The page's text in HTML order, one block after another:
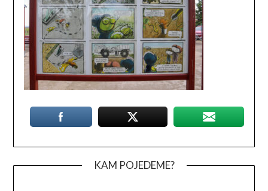
KAM POJEDEME?